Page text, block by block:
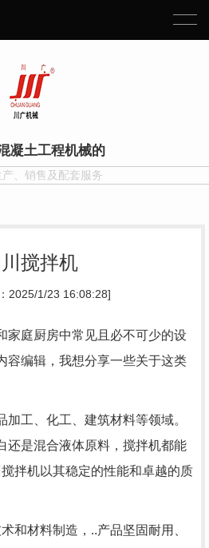
凝土工程机械的
、销售及配套服务
川搅拌机
2025/1/23 16:08:28]
家庭厨房中常见且必不可少的设
容编辑，我想分享一些关于这类
工、化工、建筑材料等领域。
还是混合液体原料，搅拌机都能
拌机以其稳定的性能和卓越的质
和材料制造，..产品坚固耐用、